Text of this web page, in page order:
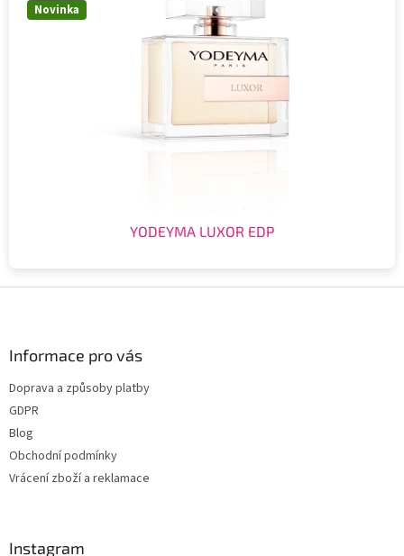
Novinka
YODEYMA LUXOR EDP
Informace pro vás
Doprava a způsoby platby
GDPR
Blog
Obchodní podmínky
Vrácení zboží a reklamace
Instagram